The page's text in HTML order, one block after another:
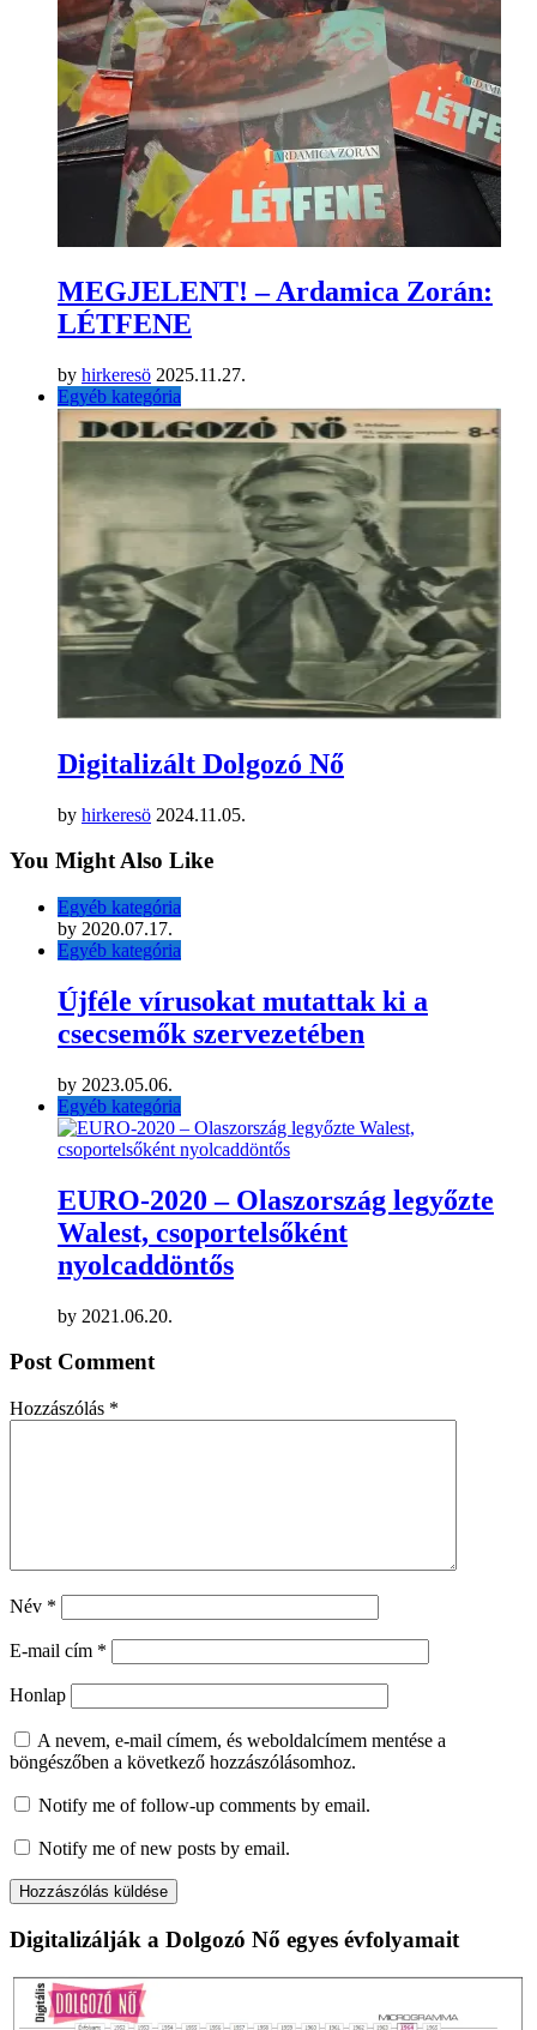
MEGJELENT! – Ardamica Zorán:
LÉTFENE
by hirkeresö 2025.11.27.
Egyéb kategória
Digitalizált Dolgozó Nő
by hirkeresö 2024.11.05.
You Might Also Like
Egyéb kategória
by 2020.07.17.
Egyéb kategória
Újféle vírusokat mutattak ki a
csecsemők szervezetében
by 2023.05.06.
Egyéb kategória
EURO-2020 – Olaszország legyőzte
Walest, csoportelsőként
nyolcaddöntős
by 2021.06.20.
Post Comment
Hozzászólás *
Név *
E-mail cím *
Honlap
A nevem, e-mail címem, és weboldalcímem mentése a
böngészőben a következő hozzászólásomhoz.
Notify me of follow-up comments by email.
Notify me of new posts by email.
Digitalizálják a Dolgozó Nő egyes évfolyamait